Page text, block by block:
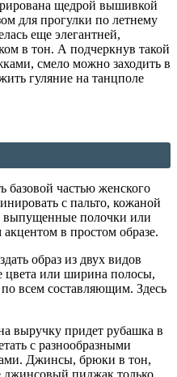
щедрой вышивкой
для прогулки по летнему
еще элегантней,
в тон. А подчеркнув такой
смело можно заходить в
гуляние на танцполе
базовой частью женского
с пальто, кожаной
выпущенные полочки или
в простом образе.
образ из двух видов
цвета или ширина полосы,
всем составляющим. Здесь
выручку придет рубашка в
с разнообразными
Джинсы, брюки в тон,